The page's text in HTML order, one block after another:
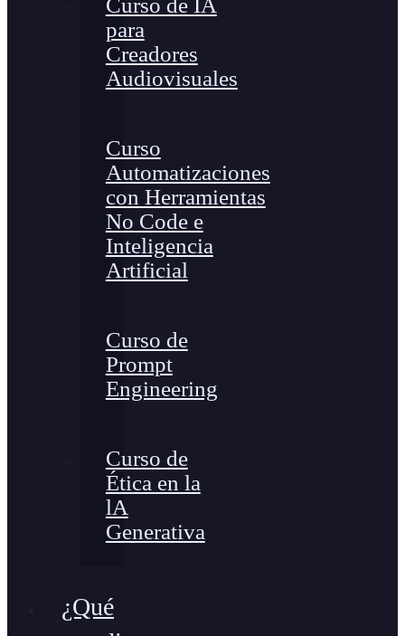
Curso de IA
para
Creadores
Audiovisuales
Curso
Automatizaciones
con Herramientas
No Code e
Inteligencia
Artificial
Curso de
Prompt
Engineering
Curso de
Ética en la
lA
Generativa
¿Qué